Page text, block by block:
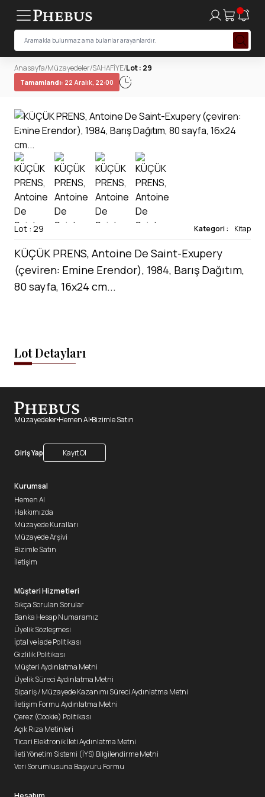
Anasayfa/Müzayedeler/SAHAFİYE/Lot : 29
Tamamlandı: 22 Aralık, 22:00
Lot : 29 Kategori : Kitap
KÜÇÜK PRENS, Antoine De Saint-Exupery
(çeviren: Emine Erendor), 1984, Barış Dağıtım,
80 sayfa, 16x24 cm...
Lot Detayları
Müzayedeler Hemen Al Bizimle Satın
Giriş Yap Kayıt Ol
Kurumsal
Hemen Al
Hakkımızda
Müzayede Kuralları
Müzayede Arşivi
Bizimle Satın
İletişim
Müşteri Hizmetleri
Sıkça Sorulan Sorular
Banka Hesap Numaramız
Üyelik Sözleşmesi
İptal ve İade Politikası
Gizlilik Politikası
Müşteri Aydınlatma Metni
Üyelik Süreci Aydınlatma Metni
Sipariş / Müzayede Kazanımı Süreci Aydınlatma Metni
İletişim Formu Aydınlatma Metni
Çerez (Cookie) Politikası
Açık Rıza Metinleri
Ticari Elektronik İleti Aydınlatma Metni
İleti Yönetim Sistemi (İYS) Bilgilendirme Metni
Veri Sorumlusuna Başvuru Formu